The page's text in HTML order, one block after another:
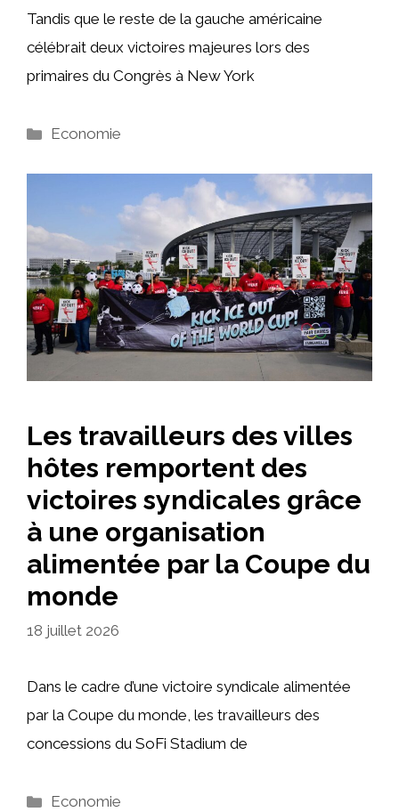
Tandis que le reste de la gauche américaine
célébrait deux victoires majeures lors des
primaires du Congrès à New York
Catégories
Economie
Les travailleurs des villes
hôtes remportent des
victoires syndicales grâce
à une organisation
alimentée par la Coupe du
monde
18 juillet 2026
Dans le cadre d’une victoire syndicale alimentée
par la Coupe du monde, les travailleurs des
concessions du SoFi Stadium de
Catégories
Economie